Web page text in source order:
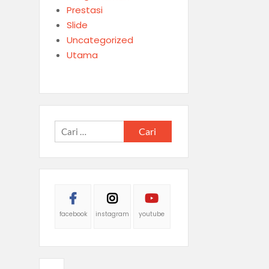
Prestasi
Slide
Uncategorized
Utama
Cari
untuk:
facebook instagram youtube